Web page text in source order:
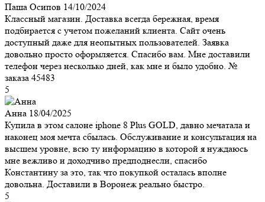
Паша Осипов 14/10/2024
Классный магазин. Доставка всегда бережная, время
подбирается с учетом пожеланий клиента. Сайт очень
доступный даже для неопытных пользователей. Заявка
довольно просто оформляется. Спасибо вам. Мне доставили
телефон через несколько дней, как мне и было удобно. №
заказа 45483
5
Анна 18/04/2025
Купила в этом салоне iphone 8 Plus GOLD, давно мечатала и
наконец моя мечта сбылась. Обслуживание и консультация на
высшем уровне, всю ту информацию в которой я нуждаюсь
мне вежливо и доходчиво предподнесли, спасибо
Константину за это, так что покупкой осталась вполне
довольна. Доставили в Воронеж реально быстро.
5